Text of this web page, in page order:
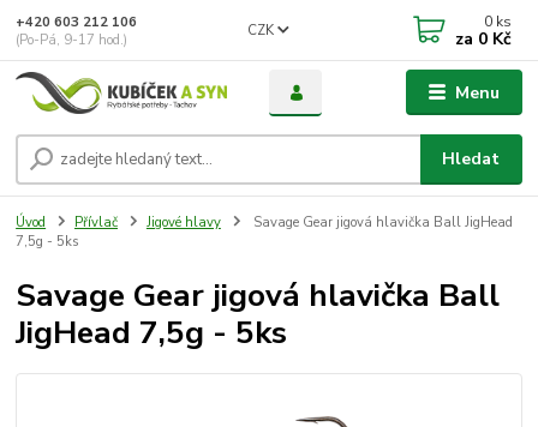
Menu
CZK
Hledat
+420 603 212 106
(Po-Pá, 9-17 hod.)
0 ks
za 0 Kč
Úvod Přívlač Jigové hlavy
Savage Gear jigová hlavička Ball JigHead
7,5g - 5ks
Savage Gear jigová hlavička Ball
JigHead 7,5g - 5ks